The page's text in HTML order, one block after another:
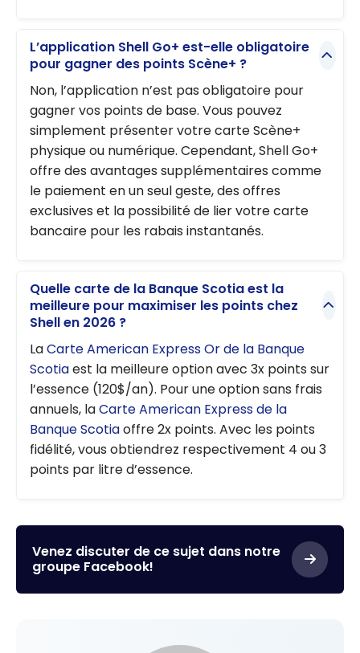
L’application Shell Go+ est-elle obligatoire
pour gagner des points Scène+ ?
Non, l’application n’est pas obligatoire pour
gagner vos points de base. Vous pouvez
simplement présenter votre carte Scène+
physique ou numérique. Cependant, Shell Go+
offre des avantages supplémentaires comme
le paiement en un seul geste, des offres
exclusives et la possibilité de lier votre carte
bancaire pour les rabais instantanés.
Quelle carte de la Banque Scotia est la
meilleure pour maximiser les points chez
Shell en 2026 ?
LaCarte American Express Or de la Banque
Scotiaest la meilleure option avec 3x points sur
l’essence (120$/an). Pour une option sans frais
annuels, laCarte American Express de la
Banque Scotiaoffre 2x points. Avec les points
fidélité, vous obtiendrez respectivement 4 ou 3
points par litre d’essence.
Venez discuter de ce sujet dans notre
groupe Facebook!